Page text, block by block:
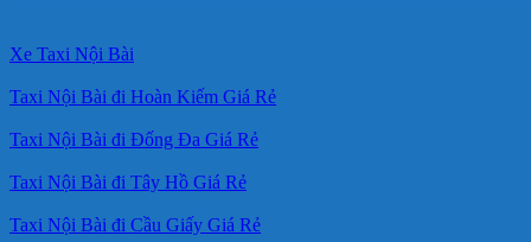
Xe Taxi Nội Bài
Taxi Nội Bài đi Hoàn Kiếm Giá Rẻ
Taxi Nội Bài đi Đống Đa Giá Rẻ
Taxi Nội Bài đi Tây Hồ Giá Rẻ
Taxi Nội Bài đi Cầu Giấy Giá Rẻ